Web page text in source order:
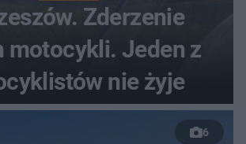
Zderzenie
motocykli. Jeden z
nie żyje
6